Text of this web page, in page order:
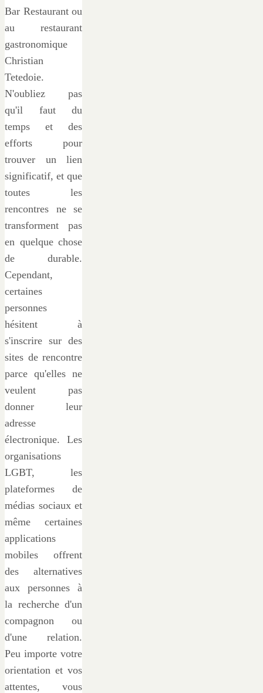
Bar Restaurant ou
au restaurant
gastronomique
Christian
Tetedoie.
N'oubliez pas
qu'il faut du
temps et des
efforts pour
trouver un lien
significatif, et que
toutes les
rencontres ne se
transforment pas
en quelque chose
de durable.
Cependant,
certaines
personnes
hésitent à
s'inscrire sur des
sites de rencontre
parce qu'elles ne
veulent pas
donner leur
adresse
électronique. Les
organisations
LGBT, les
plateformes de
médias sociaux et
même certaines
applications
mobiles offrent
des alternatives
aux personnes à
la recherche d'un
compagnon ou
d'une relation.
Peu importe votre
orientation et vos
attentes, vous